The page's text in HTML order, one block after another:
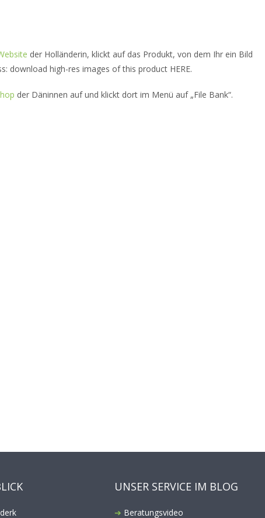
der Holländerin, klickt auf das Produkt, von dem Ihr ein Bild
download high-res images of this product HERE.
der Däninnen auf und klickt dort im Menü auf „File Bank“.
UNSER SERVICE IM BLOG
Beratungsvideo